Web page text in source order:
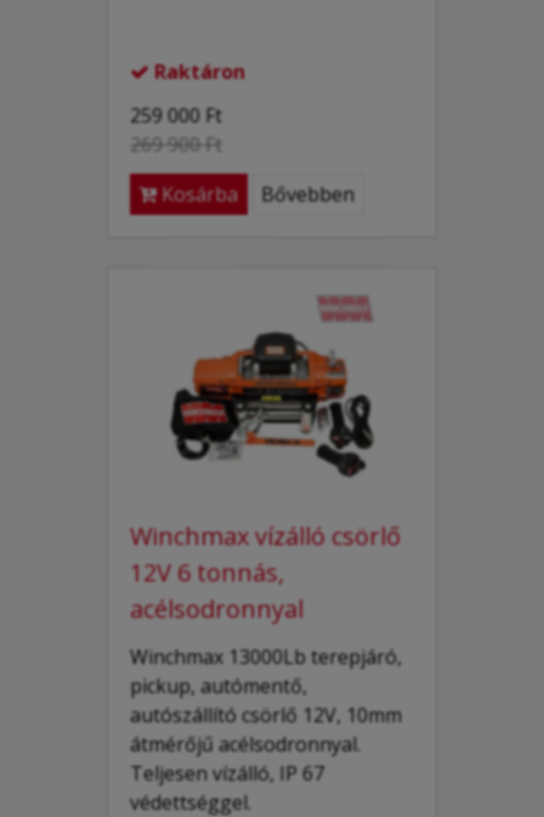
 Raktáron
259 000 Ft
269 900 Ft
Kosárba
Bővebben
Winchmax vízálló csörlő
12V 6 tonnás,
acélsodronnyal
Winchmax 13000Lb terepjáró,
pickup, autómentő,
autószállító csörlő 12V, 10mm
átmérőjű acélsodronnyal.
Teljesen vízálló, IP 67
védettséggel.